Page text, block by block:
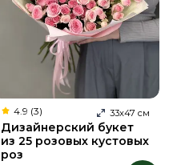
4.9 (3) 33х47 см
Дизайнерский букет
из 25 розовых кустовых
роз